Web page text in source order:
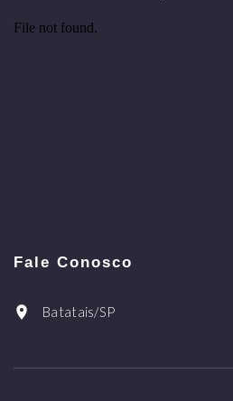
Fale Conosco
Batatais/SP